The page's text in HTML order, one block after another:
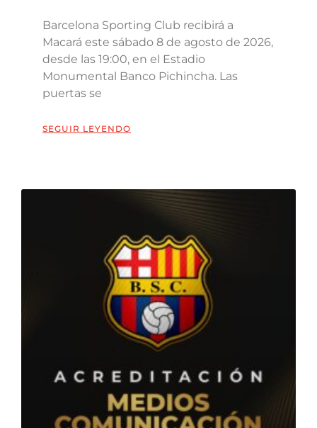
Barcelona Sporting Club recibirá a
Macará este sábado 8 de agosto de 2026,
desde las 19:00, en el Estadio
Monumental Banco Pichincha. Las
puertas se
SEGUIR LEYENDO